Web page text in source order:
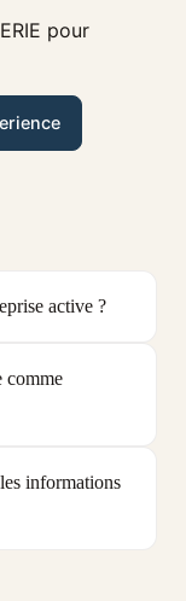
pour
active ?
informations